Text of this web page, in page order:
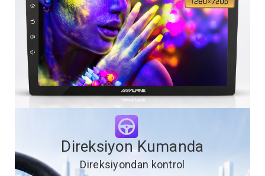
Direksiyon Kumanda
Direksiyondan kontrol